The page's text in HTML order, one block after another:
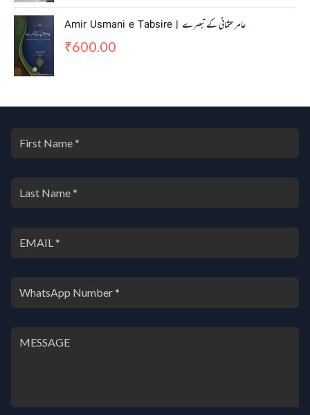
Amir Usmani e Tabsire | عامر عثمانی کے تبصرے
₹600.00